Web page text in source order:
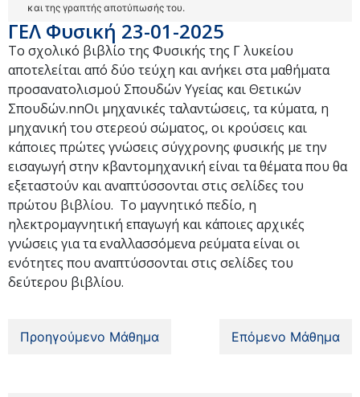
και της γραπτής αποτύπωσής του.
ΓΕΛ Φυσική 23-01-2025
Το σχολικό βιβλίο της Φυσικής της Γ λυκείου
αποτελείται από δύο τεύχη και ανήκει στα μαθήματα
προσανατολισμού Σπουδών Υγείας και Θετικών
Σπουδών.nnΟι μηχανικές ταλαντώσεις, τα κύματα, η
μηχανική του στερεού σώματος, οι κρούσεις και
κάποιες πρώτες γνώσεις σύγχρονης φυσικής με την
εισαγωγή στην κβαντομηχανική είναι τα θέματα που θα
εξεταστούν και αναπτύσσονται στις σελίδες του
πρώτου βιβλίου. Το μαγνητικό πεδίο, η
ηλεκτρομαγνητική επαγωγή και κάποιες αρχικές
γνώσεις για τα εναλλασσόμενα ρεύματα είναι οι
ενότητες που αναπτύσσονται στις σελίδες του
δεύτερου βιβλίου.
Προηγούμενο Μάθημα Επόμενο Μάθημα